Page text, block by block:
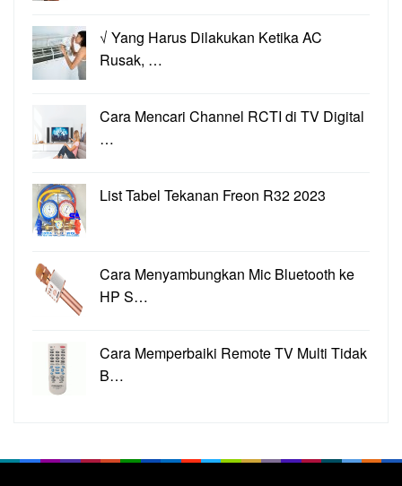
√ Yang Harus Dilakukan Ketika AC
Rusak, …
Cara Mencari Channel RCTI di TV Digital
…
List Tabel Tekanan Freon R32 2023
Cara Menyambungkan Mic Bluetooth ke
HP S…
Cara Memperbaiki Remote TV Multi Tidak
B…